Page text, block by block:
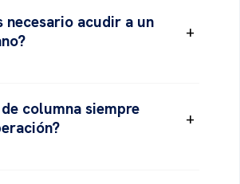
necesario acudir a un
+
columna siempre
+